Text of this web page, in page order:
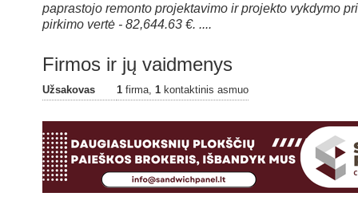
paprastojo remonto projektavimo ir projekto vykdymo
pirkimo vertė - 82,644.63 €. ....
Firmos ir jų vaidmenys
Užsakovas 1 firma, 1 kontaktinis asmuo